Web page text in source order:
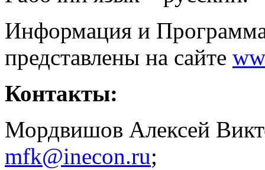
Информация и
представлены на сайте
Контакты:
Мордвишов Алексей
mfk@inecon.ru;